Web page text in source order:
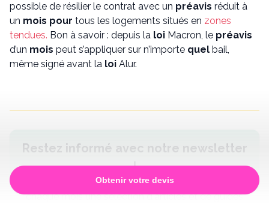
possible de résilier le contrat avec un préavis réduit à
un mois pour tous les logements situés en zones
tendues. Bon à savoir : depuis la loi Macron, le préavis
d’un mois peut s’appliquer sur n’importe quel bail,
même signé avant la loi Alur.
Restez informé avec notre newsletter
!
Inscrivez-vous à notre newsletter et recevez
chaque mois une sélection d'articles et de guides
Obtenir votre devis